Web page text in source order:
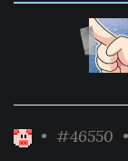
• #46550